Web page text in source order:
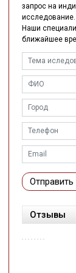
запрос на
исследование.
Наши
ближайшее
Отправить
Отзывы